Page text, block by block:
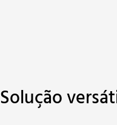
Solução